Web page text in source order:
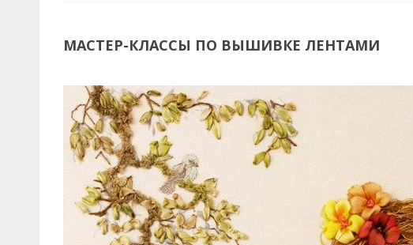
МАСТЕР-КЛАССЫ ПО ВЫШИВКЕ ЛЕНТАМИ